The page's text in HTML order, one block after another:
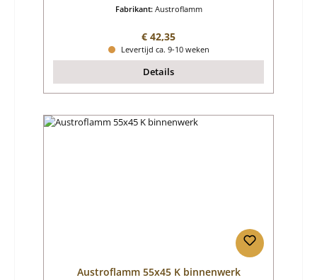
Fabrikant: Austroflamm
Normale prijs:
€ 42,35
Levertijd ca. 9-10 weken
Details
Austroflamm 55x45 K binnenwerk